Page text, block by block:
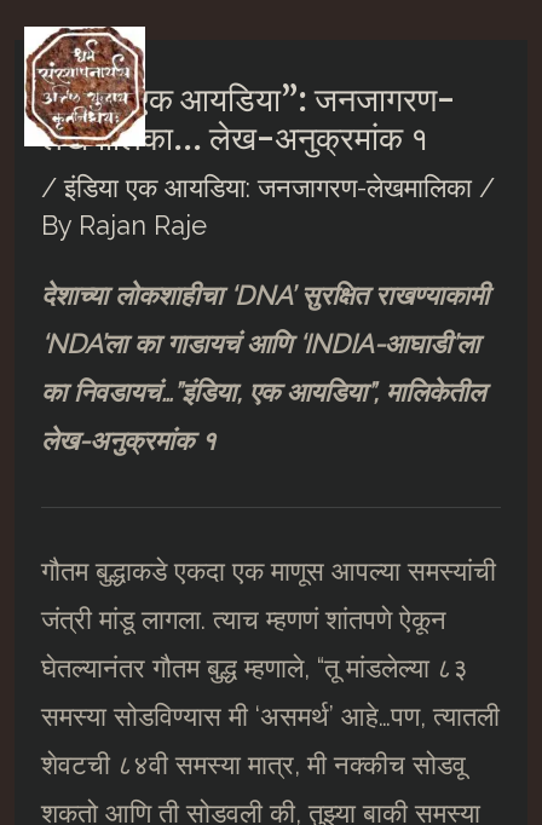
Skip
content
“इंडिया एक आयडिया”: जनजागरण-
लेखमालिका… लेख-अनुक्रमांक १
/इंडिया एक आयडिया: जनजागरण-लेखमालिका/
By Rajan Raje
देशाच्या लोकशाहीचा ‘DNA’ सुरक्षित राखण्याकामी
‘NDA’ला का गाडायचं आणि ‘INDIA-आघाडी’ला
का निवडायचं…”इंडिया, एक आयडिया”, मालिकेतील
लेख-अनुक्रमांक १
गौतम बुद्धाकडे एकदा एक माणूस आपल्या समस्यांची
जंत्री मांडू लागला. त्याच म्हणणं शांतपणे ऐकून
घेतल्यानंतर गौतम बुद्ध म्हणाले, “तू मांडलेल्या ८३
समस्या सोडविण्यास मी ‘असमर्थ’ आहे…पण, त्यातली
शेवटची ८४वी समस्या मात्र, मी नक्कीच सोडवू
शकतो आणि ती सोडवली की, तुझ्या बाकी समस्या